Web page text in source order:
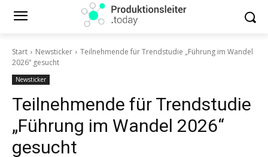
Start Newsticker
Teilnehmende für Trendstudie „Führung im Wandel
2026“ gesucht
Newsticker
Teilnehmende für Trendstudie
„Führung im Wandel 2026“
gesucht